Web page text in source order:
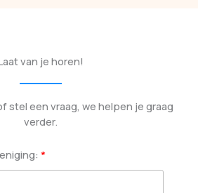
van je horen!
stel een vraag, we helpen je graag
verder.